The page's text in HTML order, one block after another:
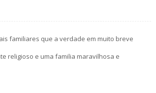
familiares que a verdade em muito breve
religioso e uma familia maravilhosa e